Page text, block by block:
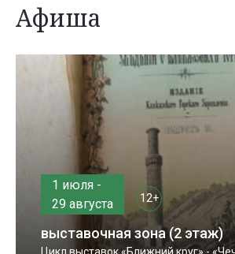
Афиша
1 июля -
29 августа
12+
выставочная зона (2 этаж)
Цикл выставок «Ближний круг» -